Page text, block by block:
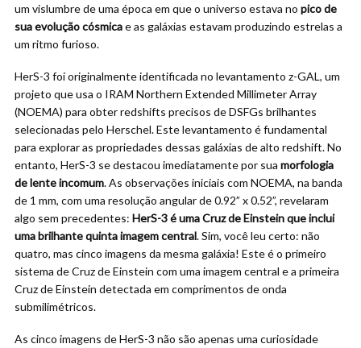
um vislumbre de uma época em que o universo estava no pico de
sua evolução cósmicae as galáxias estavam produzindo estrelas a
um ritmo furioso.
HerS-3 foi originalmente identificada no levantamento z-GAL, um
projeto que usa o IRAM Northern Extended Millimeter Array
(NOEMA) para obter redshifts precisos de DSFGs brilhantes
selecionadas pelo Herschel. Este levantamento é fundamental
para explorar as propriedades dessas galáxias de alto redshift. No
entanto, HerS-3 se destacou imediatamente por sua morfologia
de lente incomum. As observações iniciais com NOEMA, na banda
de 1 mm, com uma resolução angular de 0.92” x 0.52”, revelaram
algo sem precedentes: HerS-3 é uma Cruz de Einstein que inclui
uma brilhante quinta imagem central. Sim, você leu certo: não
quatro, mas cinco imagens da mesma galáxia! Este é o primeiro
sistema de Cruz de Einstein com uma imagem central e a primeira
Cruz de Einstein detectada em comprimentos de onda
submilimétricos.
As cinco imagens de HerS-3 não são apenas uma curiosidade